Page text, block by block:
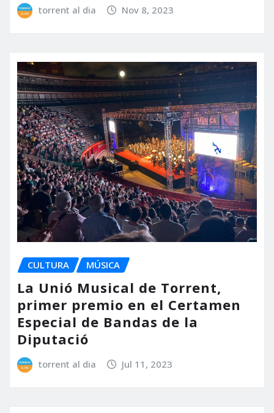
torrent al dia Nov 8, 2023
CULTURA MÚSICA
La Unió Musical de Torrent,
primer premio en el Certamen
Especial de Bandas de la
Diputació
torrent al dia Jul 11, 2023